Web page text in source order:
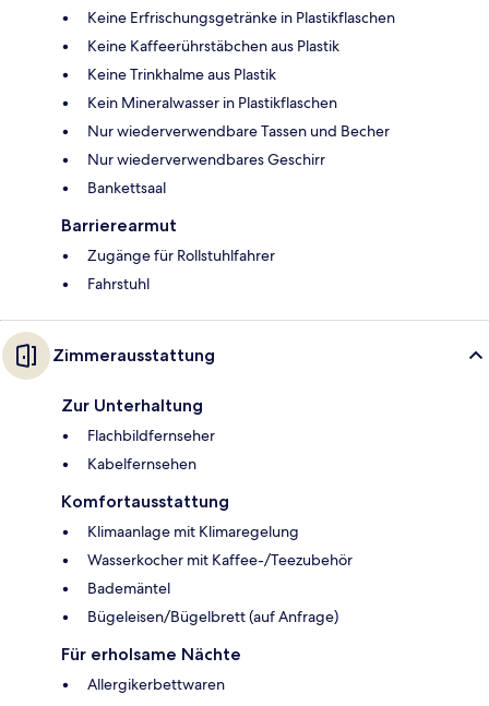
Keine Erfrischungsgetränke in Plastikflaschen
Keine Kaffeerührstäbchen aus Plastik
Keine Trinkhalme aus Plastik
Kein Mineralwasser in Plastikflaschen
Nur wiederverwendbare Tassen und Becher
Nur wiederverwendbares Geschirr
Bankettsaal
Barrierearmut
Zugänge für Rollstuhlfahrer
Fahrstuhl
Zimmerausstattung
Zur Unterhaltung
Flachbildfernseher
Kabelfernsehen
Komfortausstattung
Klimaanlage mit Klimaregelung
Wasserkocher mit Kaffee-/Teezubehör
Bademäntel
Bügeleisen/Bügelbrett (auf Anfrage)
Für erholsame Nächte
Allergikerbettwaren